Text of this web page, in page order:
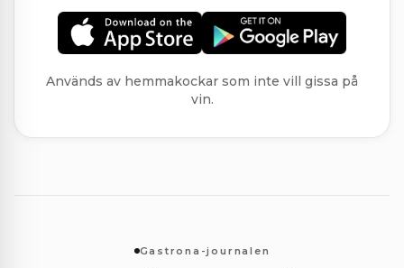
Används av hemmakockar som inte vill gissa på
vin.
Gastrona-journalen